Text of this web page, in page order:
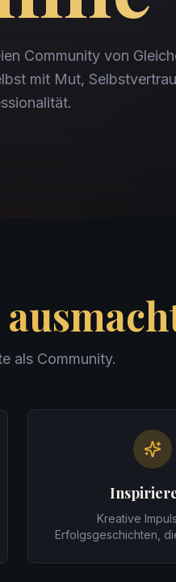
Community von
mit Mut,
als Community.
Kreative
Erfolgsgeschichten,